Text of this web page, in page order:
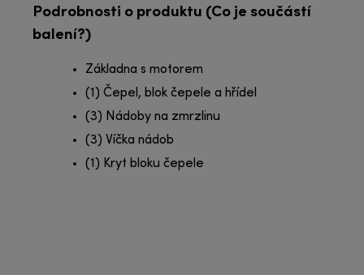
Podrobnosti o produktu (Co je součástí
balení?)
Základna s motorem
(1) Čepel, blok čepele a hřídel
(3) Nádoby na zmrzlinu
(3) Víčka nádob
(1) Kryt bloku čepele